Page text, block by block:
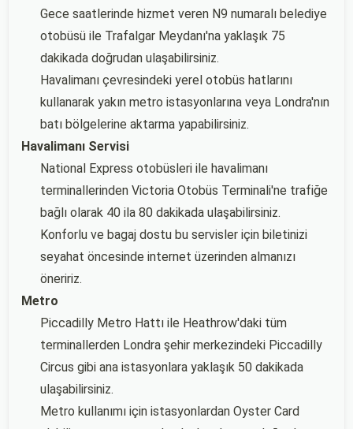
Gece saatlerinde hizmet veren N9 numaralı belediye
otobüsü ile Trafalgar Meydanı'na yaklaşık 75
dakikada doğrudan ulaşabilirsiniz.
Havalimanı çevresindeki yerel otobüs hatlarını
kullanarak yakın metro istasyonlarına veya Londra'nın
batı bölgelerine aktarma yapabilirsiniz.
Havalimanı Servisi
National Express otobüsleri ile havalimanı
terminallerinden Victoria Otobüs Terminali'ne trafiğe
bağlı olarak 40 ila 80 dakikada ulaşabilirsiniz.
Konforlu ve bagaj dostu bu servisler için biletinizi
seyahat öncesinde internet üzerinden almanızı
öneririz.
Metro
Piccadilly Metro Hattı ile Heathrow'daki tüm
terminallerden Londra şehir merkezindeki Piccadilly
Circus gibi ana istasyonlara yaklaşık 50 dakikada
ulaşabilirsiniz.
Metro kullanımı için istasyonlardan Oyster Card